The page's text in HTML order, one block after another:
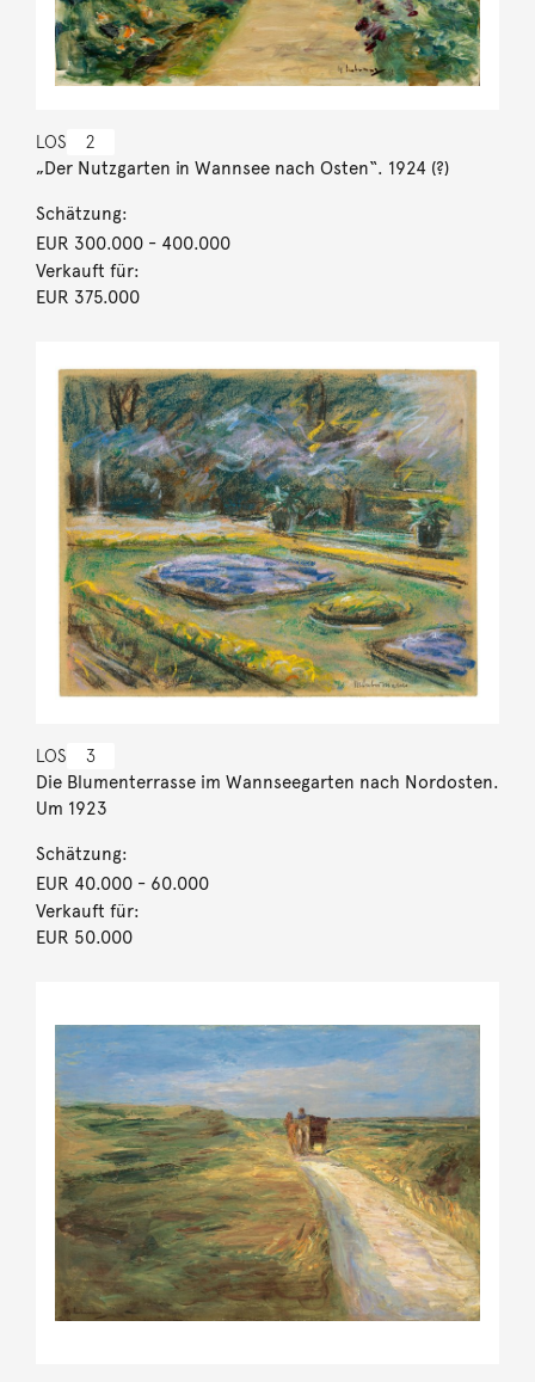
LOS 2
„Der Nutzgarten in Wannsee nach Osten“. 1924 (?)
Schätzung:
EUR 300.000- 400.000
Verkauft für:
EUR 375.000
LOS 3
Die Blumenterrasse im Wannseegarten nach Nordosten.
Um 1923
Schätzung:
EUR 40.000- 60.000
Verkauft für:
EUR 50.000